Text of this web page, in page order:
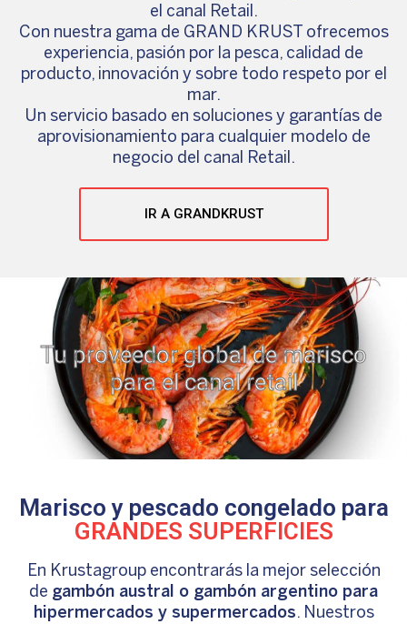
el canal Retail.
Con nuestra gama de GRAND KRUST ofrecemos
experiencia, pasión por la pesca, calidad de
producto, innovación y sobre todo respeto por el
mar.
Un servicio basado en soluciones y garantías de
aprovisionamiento para cualquier modelo de
negocio del canal Retail.
IR A GRANDKRUST
Tu proveedor global de marisco
para el canal retail
Marisco y pescado congelado para
GRANDES SUPERFICIES
En Krustagroup encontrarás la mejor selección
de gambón austral o gambón argentino para
hipermercados y supermercados. Nuestros